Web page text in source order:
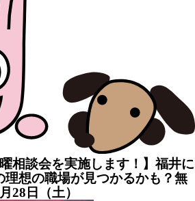
相談会を実施します！】福井に
理想の職場が見つかるかも？無
28日（土）